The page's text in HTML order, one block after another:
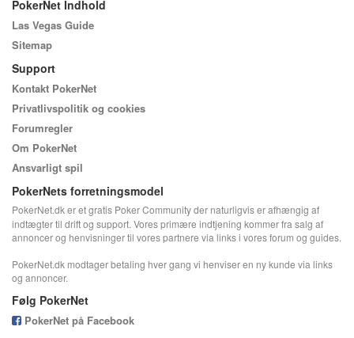
PokerNet Indhold
Las Vegas Guide
Sitemap
Support
Kontakt PokerNet
Privatlivspolitik og cookies
Forumregler
Om PokerNet
Ansvarligt spil
PokerNets forretningsmodel
PokerNet.dk er et gratis Poker Community der naturligvis er afhængig af
indtægter til drift og support. Vores primære indtjening kommer fra salg af
annoncer og henvisninger til vores partnere via links i vores forum og guides.
PokerNet.dk modtager betaling hver gang vi henviser en ny kunde via links
og annoncer.
Følg PokerNet
PokerNet på Facebook